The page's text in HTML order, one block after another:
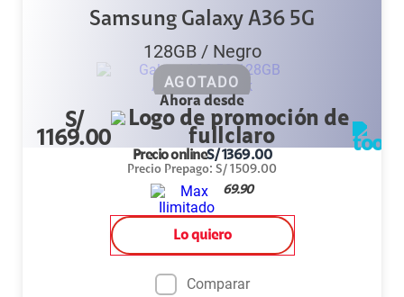
Samsung Galaxy A36 5G
128GB/ Negro
AGOTADO
Ahora desde
S/
1169.00
Precio onlineS/1369.00
Precio Prepago: S/ 1509.00
69.90
Lo quiero
Comparar